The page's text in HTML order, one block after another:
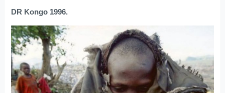
DR Kongo 1996.